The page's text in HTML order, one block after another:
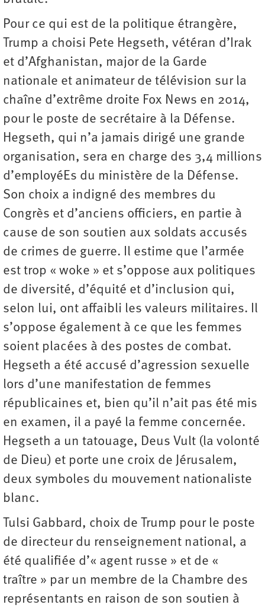
Pour ce qui est de la politique étrangère,
Trump a choisi Pete Hegseth, vétéran d’Irak
et d’Afghanistan, major de la Garde
nationale et animateur de télévision sur la
chaîne d’extrême droite Fox News en 2014,
pour le poste de secrétaire à la Défense.
Hegseth, qui n’a jamais dirigé une grande
organisation, sera en charge des 3,4 millions
d’employéEs du ministère de la Défense.
Son choix a indigné des membres du
Congrès et d’anciens officiers, en partie à
cause de son soutien aux soldats accusés
de crimes de guerre. Il estime que l’armée
est trop « woke » et s’oppose aux politiques
de diversité, d’équité et d’inclusion qui,
selon lui, ont affaibli les valeurs militaires. Il
s’oppose également à ce que les femmes
soient placées à des postes de combat.
Hegseth a été accusé d’agression sexuelle
lors d’une manifestation de femmes
républicaines et, bien qu’il n’ait pas été mis
en examen, il a payé la femme concernée.
Hegseth a un tatouage, Deus Vult (la volonté
de Dieu) et porte une croix de Jérusalem,
deux symboles du mouvement nationaliste
blanc.
Tulsi Gabbard, choix de Trump pour le poste
de directeur du renseignement national, a
été qualifiée d’« agent russe » et de «
traître » par un membre de la Chambre des
représentants en raison de son soutien à